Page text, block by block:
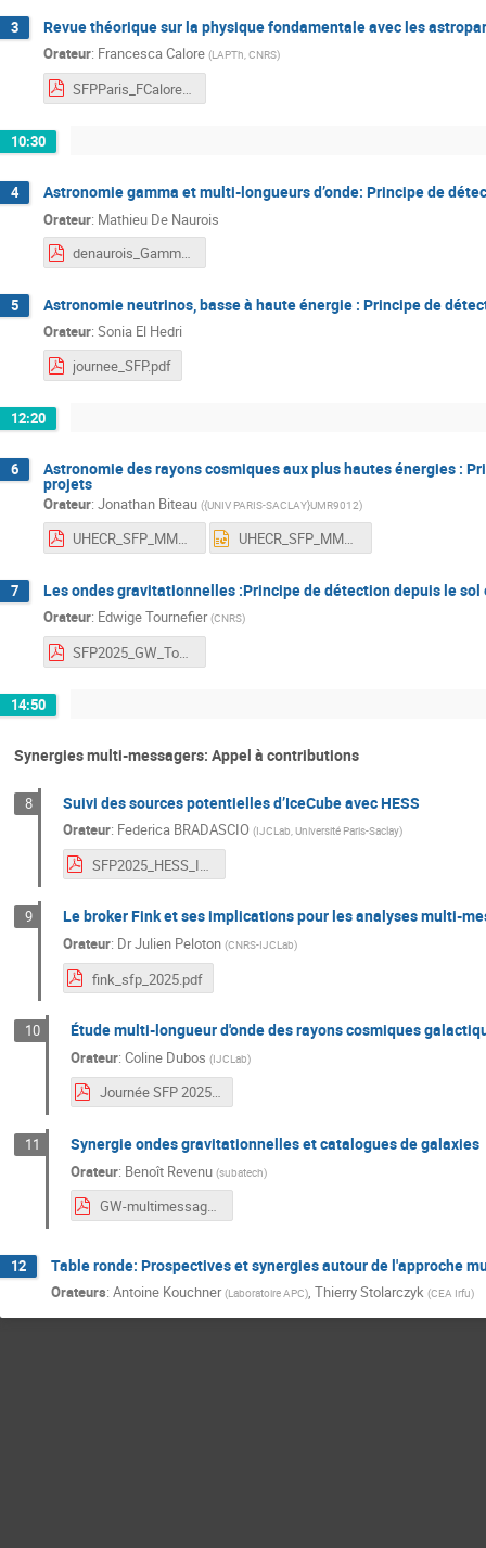
3 Revue théorique sur la physique fondamentale avec les
Orateur: Francesca Calore (LAPTh, CNRS)
SFPParis_FCalore.pdf
10:30
4 Astronomie gamma et multi-longueurs d’onde: Principe de
Orateur: Mathieu De Naurois
denaurois_Gamma_v3.pdf
5 Astronomie neutrinos, basse à haute énergie : Principe de
Orateur: Sonia El Hedri
journee_SFP.pdf
12:20
6 Astronomie des rayons cosmiques aux plus hautes énergies :
projets
Orateur: Jonathan Biteau ({UNIV PARIS-SACLAY}UMR9012)
UHECR_SFP_MM2025.pdf UHECR_SFP_MM2025.pptx
7 Les ondes gravitationnelles :Principe de détection depuis le
Orateur: Edwige Tournefier (CNRS)
SFP2025_GW_Tournefier-v1.pdf
14:50
Synergies multi-messagers: Appel à contributions
8 Suivi des sources potentielles d’IceCube avec HESS
Orateur: Federica BRADASCIO (IJCLab, Université Paris-Saclay)
SFP2025_HESS_ICfollowups.pdf
9 Le broker Fink et ses implications pour les analyses multi-
Orateur: DrJulien Peloton (CNRS-IJCLab)
fink_sfp_2025.pdf
10 Étude multi-longueur d'onde des rayons cosmiques
Orateur: Coline Dubos (IJCLab)
Journée SFP 2025 DUBOS presentation.pdf
11 Synergie ondes gravitationnelles et catalogues de galaxies
Orateur: Benoît Revenu (subatech)
GW-multimessagers-SFP.pdf
12 Table ronde: Prospectives et synergies autour de l'approche
Orateurs: Antoine Kouchner (Laboratoire APC), Thierry Stolarczyk (CEA Irfu)